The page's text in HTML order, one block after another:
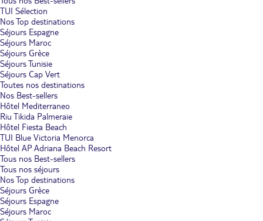
TUI Sélection
Nos Top destinations
Séjours Espagne
Séjours Maroc
Séjours Grèce
Séjours Tunisie
Séjours Cap Vert
Toutes nos destinations
Nos Best-sellers
Hôtel Mediterraneo
Riu Tikida Palmeraie
Hôtel Fiesta Beach
TUI Blue Victoria Menorca
Hôtel AP Adriana Beach Resort
Tous nos Best-sellers
Tous nos séjours
Nos Top destinations
Séjours Grèce
Séjours Espagne
Séjours Maroc